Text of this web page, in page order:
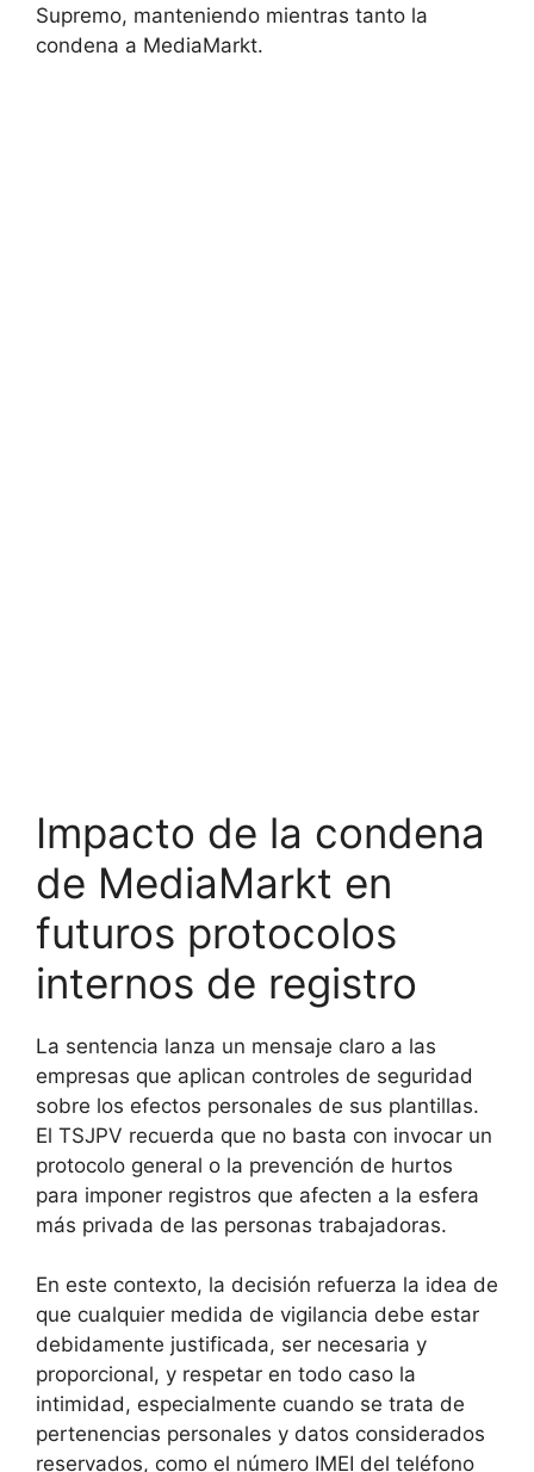
Supremo, manteniendo mientras tanto la
condena a MediaMarkt.
Impacto de la condena
de MediaMarkt en
futuros protocolos
internos de registro
La sentencia lanza un mensaje claro a las
empresas que aplican controles de seguridad
sobre los efectos personales de sus plantillas.
El TSJPV recuerda que no basta con invocar un
protocolo general o la prevención de hurtos
para imponer registros que afecten a la esfera
más privada de las personas trabajadoras.
En este contexto, la decisión refuerza la idea de
que cualquier medida de vigilancia debe estar
debidamente justificada, ser necesaria y
proporcional, y respetar en todo caso la
intimidad, especialmente cuando se trata de
pertenencias personales y datos considerados
reservados, como el número IMEI del teléfono